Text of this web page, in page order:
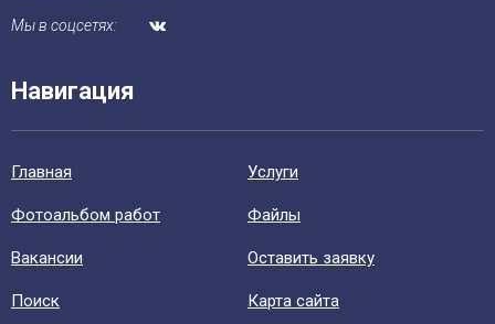
Мы в соцсетях:
Навигация
Главная Уcлуги
Фотоальбом работ Файлы
Вакансии Оставить заявку
Поиск Карта сайта